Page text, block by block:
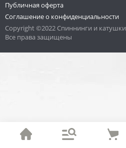
Публичная оферта
Соглашение о конфиденциальности
Copyright ©2022 Спиннинги и катушки
Все права защищены